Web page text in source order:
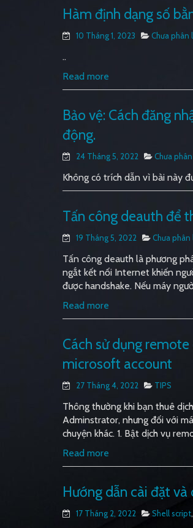
Hàm định dạng số
10 Tháng 1, 2023 Chưa phân
..
Read more
Bảo vệ: Cách đăng
động.
24 Tháng 5, 2022 Chưa
Không có trích dẫn vì bài này
Tấn công deauth để
19 Tháng 5, 2022 Chưa phân
Tấn công deauth là phương
ngắt kết nối Internet khiến
được handshake. Nếu máy
Read more
Cách sử dụng
microsoft account
27 Tháng 4, 2022 TIPS
Thông thường khi bạn thuê
Adminstrator, nhưng đối với
chuyện khác. 1. Bật dịch vụ
Read more
Hướng dẫn cài đặt
17 Tháng 2, 2022 Shell script,